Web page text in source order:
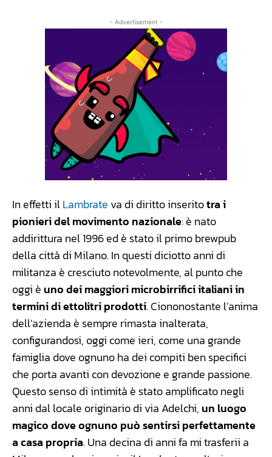
- Advertisement -
In effetti ilLambrate va di diritto inseritotra i
pionieri del movimento nazionale: è nato
addirittura nel 1996 ed è stato il primo brewpub
della città di Milano. In questi diciotto anni di
militanza è cresciuto notevolmente, al punto che
oggi è uno dei maggiori microbirrifici italiani in
termini di ettolitri prodotti. Ciononostante l’anima
dell’azienda è sempre rimasta inalterata,
configurandosi, oggi come ieri, come una grande
famiglia dove ognuno ha dei compiti ben specifici
che porta avanti con devozione e grande passione.
Questo senso di intimità è stato amplificato negli
anni dal locale originario di via Adelchi, un luogo
magico dove ognuno può sentirsi perfettamente
a casa propria. Una decina di anni fa mi trasferii a